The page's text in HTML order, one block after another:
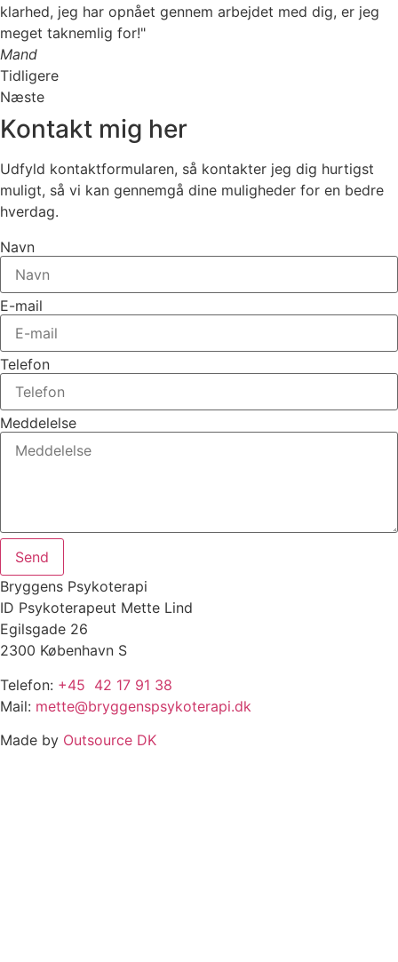
klarhed, jeg har opnået gennem arbejdet med dig, er jeg
meget taknemlig for!"
Mand
Tidligere
Næste
Kontakt mig her
Udfyld kontaktformularen, så kontakter jeg dig hurtigst
muligt, så vi kan gennemgå dine muligheder for en bedre
hverdag.
Navn
E-mail
Telefon
Meddelelse
Send
Bryggens Psykoterapi
ID Psykoterapeut Mette Lind
Egilsgade 26
2300 København S
Telefon: +45 42 17 91 38
Mail: mette@bryggenspsykoterapi.dk
Made by Outsource DK